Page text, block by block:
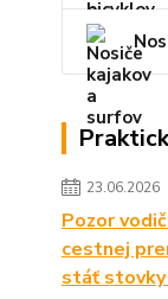
23.06.2026
Pozor
cestnej
stáť stovky